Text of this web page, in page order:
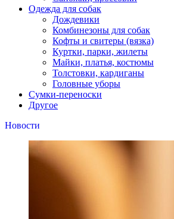
Одежда для собак
Дождевики
Комбинезоны для собак
Кофты и свитеры (вязка)
Куртки, парки, жилеты
Майки, платья, костюмы
Толстовки, кардиганы
Головные уборы
Сумки-переноски
Другое
Новости